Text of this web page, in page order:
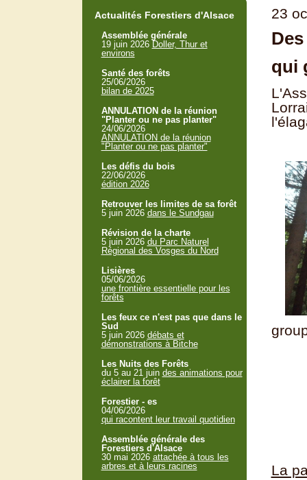
23
qui
La
Actualités Forestiers d'Alsace
Assemblée générale
19 juin 2026 Doller, Thur et
environs
Santé des forêts
25/06/2026
bilan de 2025
ANNULATION de la réunion
"Planter ou ne pas planter"
24/06/2026
ANNULATION de la réunion
"Planter ou ne pas planter"
Les défis du bois
22/06/2026
édition 2026
Retrouver les limites de sa forêt
5 juin 2026 dans le Sundgau
Révision de la charte
5 juin 2026 du Parc Naturel
Régional des Vosges du Nord
Lisières
05/06/2026
une frontière essentielle pour les
forêts
Les feux ce n'est pas que dans le
Sud
5 juin 2026 débats et
démonstrations à Bitche
Les Nuits des Forêts
du 5 au 21 juin des animations pour
éclairer la forêt
Forestier - es
04/06/2026
qui racontent leur travail quotidien
Assemblée générale des
Forestiers d'Alsace
30 mai 2026 attachée à tous les
arbres et à leurs racines